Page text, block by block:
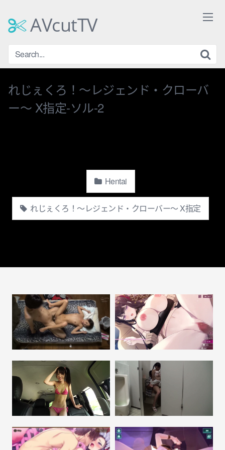
contentAVcutTV
れじぇくろ！〜レジェンド・クローバ
ー〜 X指定-ソル-2
Hentai
れじぇくろ！〜レジェンド・クローバー〜 X指定